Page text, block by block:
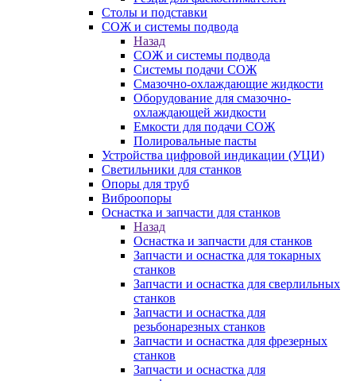
Столы и подставки
СОЖ и системы подвода
Назад
СОЖ и системы подвода
Системы подачи СОЖ
Смазочно-охлаждающие жидкости
Оборудование для смазочно-
охлаждающей жидкости
Емкости для подачи СОЖ
Полировальные пасты
Устройства цифровой индикации (УЦИ)
Светильники для станков
Опоры для труб
Виброопоры
Оснастка и запчасти для станков
Назад
Оснастка и запчасти для станков
Запчасти и оснастка для токарных
станков
Запчасти и оснастка для сверлильных
станков
Запчасти и оснастка для
резьбонарезных станков
Запчасти и оснастка для фрезерных
станков
Запчасти и оснастка для